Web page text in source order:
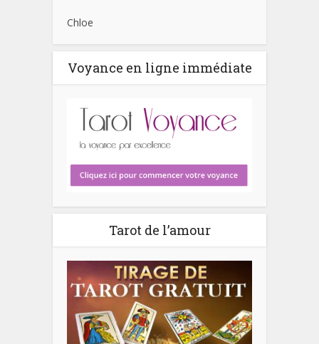
Chloe
Voyance en ligne immédiate
Tarot de l’amour